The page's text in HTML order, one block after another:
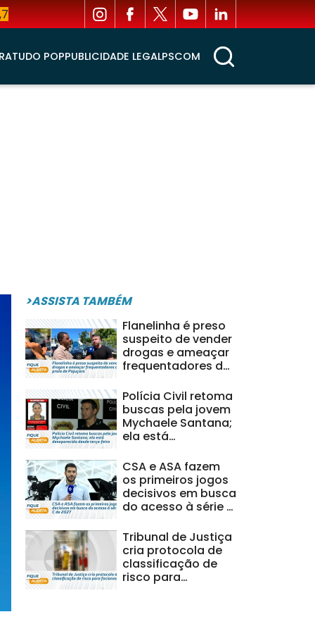
TUDO POPPUBLICIDADE LEGALPSCOM
>ASSISTA TAMBÉM
Flanelinha é preso
suspeito de vender
drogas e ameaçar
frequentadores da
Polícia Civil retoma
buscas pela jovem
Mychaele Santana;
ela está
desde terça-feira
CSA e ASA fazem
os primeiros jogos
decisivos em busca
do acesso à série C
Tribunal de Justiça
cria protocola de
classificação de
risco para